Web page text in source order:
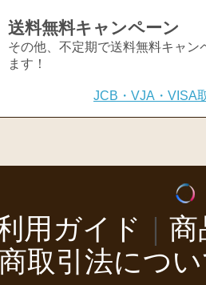
送料無料キャンペーン
その他、不定期で送料無料キャ
ます！
JCB・VJA・VISA
用ガイド
商
取引法につ